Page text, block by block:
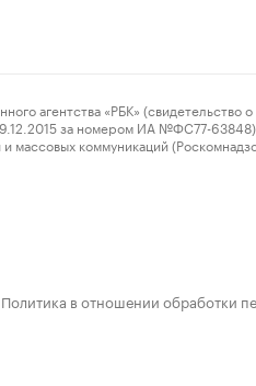
«РБК» (свидетельство о
за номером ИА №ФС77-63848)
массовых коммуникаций
Политика в отношении обработки